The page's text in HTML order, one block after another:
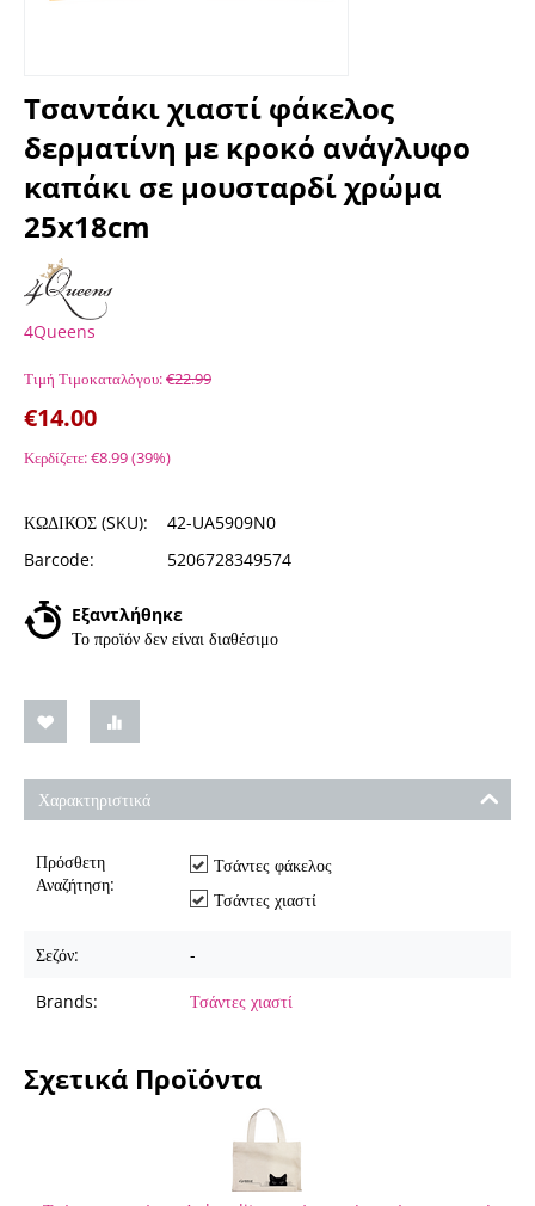
Τσαντάκι χιαστί φάκελος
δερματίνη με κροκό ανάγλυφο
καπάκι σε μουσταρδί χρώμα
25x18cm
4Queens
Τιμή Τιμοκαταλόγου:€22.99
€14.00
Κερδίζετε:€8.99(39%)
ΚΩΔΙΚΟΣ (SKU):
42-UA5909N0
Barcode:
5206728349574
Εξαντλήθηκε
Το προϊόν δεν είναι διαθέσιμο
Χαρακτηριστικά
Πρόσθετη
Αναζήτηση:
Τσάντες φάκελος
Τσάντες χιαστί
Σεζόν: -
Brands: Τσάντες χιαστί
Σχετικά Προϊόντα